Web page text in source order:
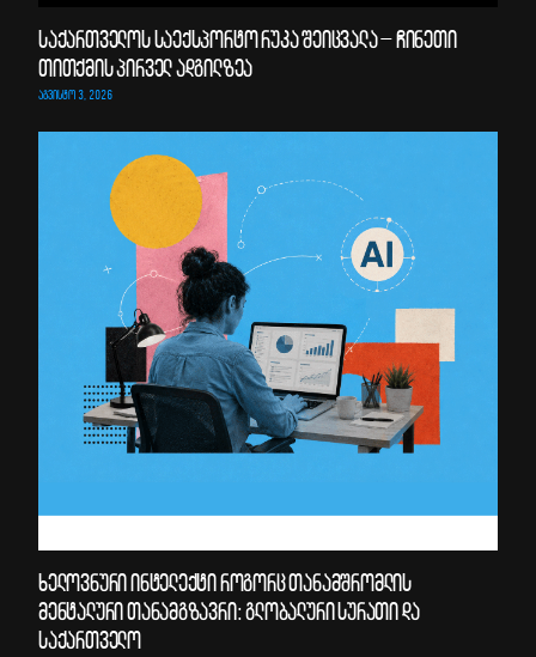
საქართველოს საექსპორტო რუკა შეიცვალა – ჩინეთი
თითქმის პირველ ადგილზეა
ᲐᲒᲕᲘᲡᲢᲝ 3, 2026
ხელოვნური ინტელექტი როგორც თანამშრომლის
მენტალური თანამგზავრი: გლობალური სურათი და
საქართველო